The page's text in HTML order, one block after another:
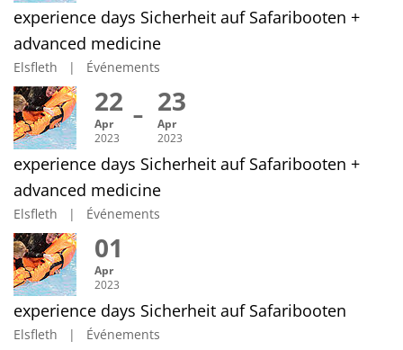
experience days Sicherheit auf Safaribooten +
advanced medicine
Elsfleth | Événements
22
Apr
2023
23
Apr
2023
experience days Sicherheit auf Safaribooten +
advanced medicine
Elsfleth | Événements
01
Apr
2023
experience days Sicherheit auf Safaribooten
Elsfleth | Événements